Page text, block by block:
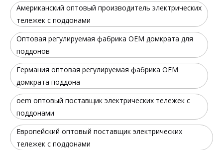
Американский оптовый производитель электрических
тележек с поддонами
Оптовая регулируемая фабрика OEM домкрата для
поддонов
Германия оптовая регулируемая фабрика OEM
домкрата поддона
oem оптовый поставщик электрических тележек с
поддонами
Европейский оптовый поставщик электрических
тележек с поддонами